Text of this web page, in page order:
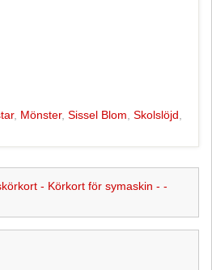
, Mönster, Sissel Blom Skolslöjd